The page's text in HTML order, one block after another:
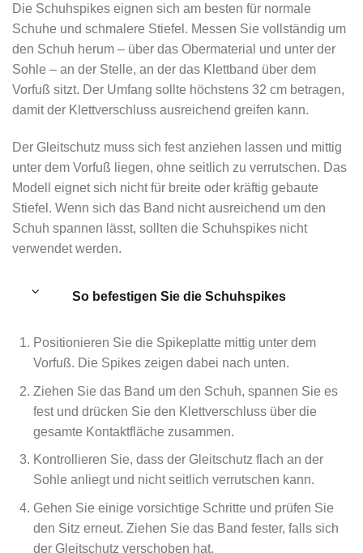
Die Schuhspikes eignen sich am besten für normale
Schuhe und schmalere Stiefel. Messen Sie vollständig um
den Schuh herum – über das Obermaterial und unter der
Sohle – an der Stelle, an der das Klettband über dem
Vorfuß sitzt. Der Umfang sollte höchstens 32 cm betragen,
damit der Klettverschluss ausreichend greifen kann.
Der Gleitschutz muss sich fest anziehen lassen und mittig
unter dem Vorfuß liegen, ohne seitlich zu verrutschen. Das
Modell eignet sich nicht für breite oder kräftig gebaute
Stiefel. Wenn sich das Band nicht ausreichend um den
Schuh spannen lässt, sollten die Schuhspikes nicht
verwendet werden.
So befestigen Sie die Schuhspikes
Positionieren Sie die Spikeplatte mittig unter dem
Vorfuß. Die Spikes zeigen dabei nach unten.
Ziehen Sie das Band um den Schuh, spannen Sie es
fest und drücken Sie den Klettverschluss über die
gesamte Kontaktfläche zusammen.
Kontrollieren Sie, dass der Gleitschutz flach an der
Sohle anliegt und nicht seitlich verrutschen kann.
Gehen Sie einige vorsichtige Schritte und prüfen Sie
den Sitz erneut. Ziehen Sie das Band fester, falls sich
der Gleitschutz verschoben hat.